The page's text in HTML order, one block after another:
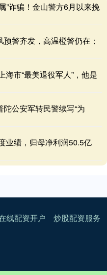
”诈骗！金山警方6月以来挽
警齐发，高温橙警仍在；
市“最美退役军人”，他是
公安军转民警续写“为
业绩，归母净利润50.5亿
线配资开户 炒股配资服务